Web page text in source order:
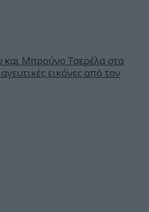
Μπρούνο Τσερέλα στα
εικόνες από τον